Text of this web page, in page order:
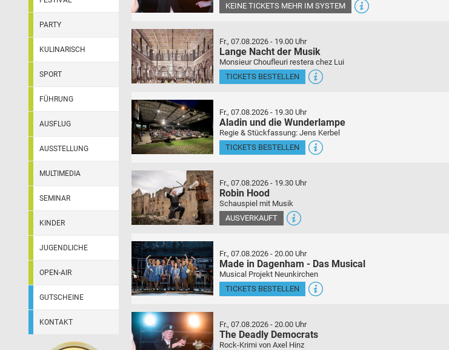
PARTY
KULINARISCH
SPORT
FÜHRUNG
AUSFLUG
AUSSTELLUNG
MULTIMEDIA
SEMINAR
KINDER
JUGENDLICHE
OPEN-AIR
GUTSCHEINE
KONTAKT
KEINE TICKETS MEHR IM SYSTEM
Fr., 07.08.2026 - 19.00 Uhr
Lange Nacht der Musik
Monsieur Choufleuri restera chez Lui
TICKETS BESTELLEN
Fr., 07.08.2026 - 19.30 Uhr
Aladin und die Wunderlampe
Regie & Stückfassung: Jens Kerbel
TICKETS BESTELLEN
Fr., 07.08.2026 - 19.30 Uhr
Robin Hood
Schauspiel mit Musik
AUSVERKAUFT
Fr., 07.08.2026 - 20.00 Uhr
Made in Dagenham - Das Musical
Musical Projekt Neunkirchen
TICKETS BESTELLEN
Fr., 07.08.2026 - 20.00 Uhr
The Deadly Democrats
Rock-Krimi von Axel Hinz